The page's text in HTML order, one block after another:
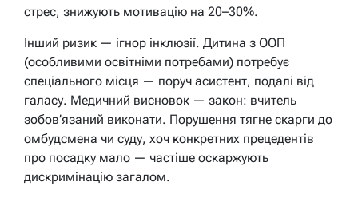
стрес, знижують мотивацію на 20–30%.
Інший ризик — ігнор інклюзії. Дитина з ООП
(особливими освітніми потребами) потребує
спеціального місця — поруч асистент, подалі від
галасу. Медичний висновок — закон: вчитель
зобов’язаний виконати. Порушення тягне скарги до
омбудсмена чи суду, хоч конкретних прецедентів
про посадку мало — частіше оскаржують
дискримінацію загалом.